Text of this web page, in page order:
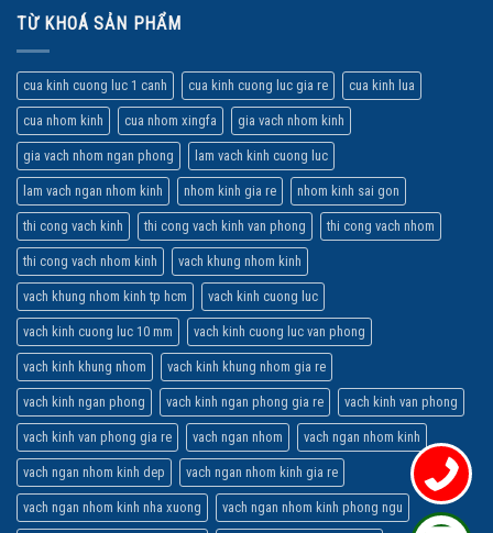
TỪ KHOÁ SẢN PHẨM
cua kinh cuong luc 1 canh cua kinh cuong luc gia re cua kinh lua
cua nhom kinh cua nhom xingfa gia vach nhom kinh
gia vach nhom ngan phong lam vach kinh cuong luc
lam vach ngan nhom kinh nhom kinh gia re nhom kinh sai gon
thi cong vach kinh thi cong vach kinh van phong thi cong vach nhom
thi cong vach nhom kinh vach khung nhom kinh
vach khung nhom kinh tp hcm vach kinh cuong luc
vach kinh cuong luc 10 mm vach kinh cuong luc van phong
vach kinh khung nhom vach kinh khung nhom gia re
vach kinh ngan phong vach kinh ngan phong gia re vach kinh van phong
vach kinh van phong gia re vach ngan nhom vach ngan nhom kinh
vach ngan nhom kinh dep vach ngan nhom kinh gia re
vach ngan nhom kinh nha xuong vach ngan nhom kinh phong ngu